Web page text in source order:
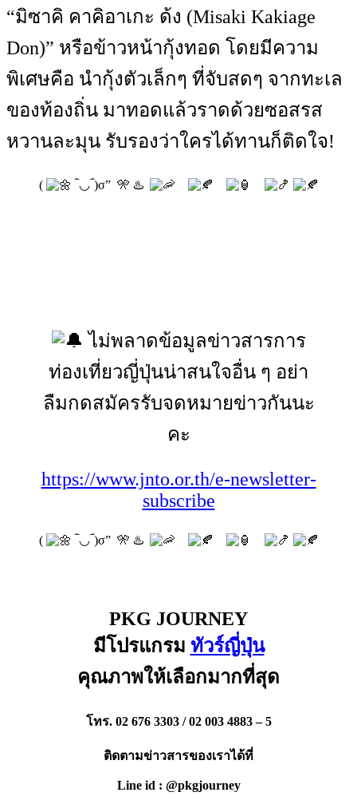
“มิซาคิ คาคิอาเกะ ด้ง (Misaki Kakiage
Don)” หรือข้าวหน้ากุ้งทอด โดยมีความ
พิเศษคือ นำกุ้งตัวเล็กๆ ที่จับสดๆ จากทะเล
ของท้องถิ่น มาทอดแล้วราดด้วยซอสรส
หวานละมุน รับรองว่าใครได้ทานก็ติดใจ!
( ‾̀◡‾́)σ” 🎌 ♨️
ไม่พลาดข้อมูลข่าวสารการ
ท่องเที่ยวญี่ปุ่นน่าสนใจอื่น ๆ อย่า
ลืมกดสมัครรับจดหมายข่าวกันนะ
คะ
https://www.jnto.or.th/e-newsletter-
subscribe
( ‾̀◡‾́)σ” 🎌 ♨️
PKG JOURNEY
มีโปรแกรม ทัวร์ญี่ปุ่น
คุณภาพให้เลือกมากที่สุด
โทร. 02 676 3303 / 02 003 4883 – 5
ติดตามข่าวสารของเราได้ที่
Line id : @pkgjourney